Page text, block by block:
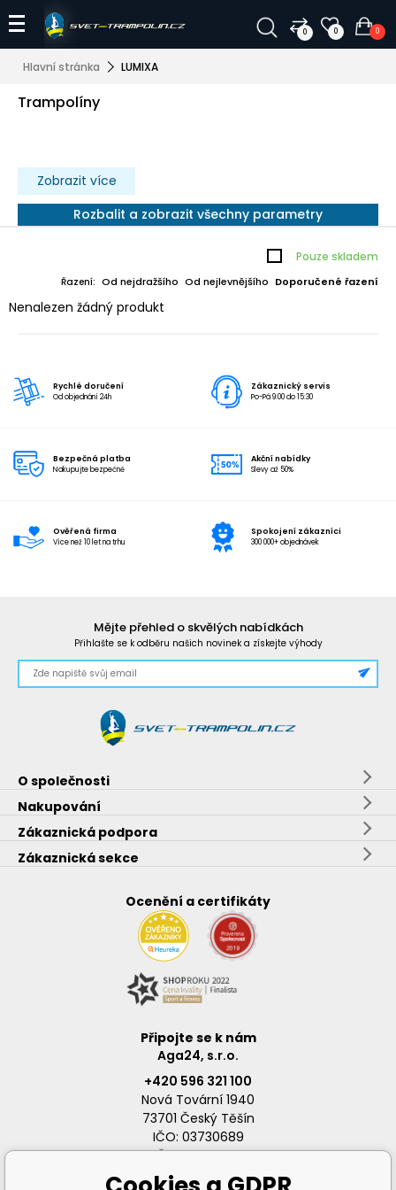
0 0 0
Hlavní stránka LUMIXA
Trampolíny
Zobrazit více
Rozbalit a zobrazit všechny parametry
Pouze skladem
Řazení: Od nejdražšího Od nejlevnějšího Doporučené řazení
Nenalezen žádný produkt
Rychlé doručení
Od objednání 24h
Zákaznický servis
Po-Pá 9:00 do 15:30
Bezpečná platba
Nakupujte bezpečně
Akční nabídky
Slevy až 50%
Ověřená firma
Více než 10 let na trhu
Spokojení zákazníci
300 000+ objednávek
Mějte přehled o skvělých nabídkách
Přihlašte se k odběru našich novinek a získejte výhody
O společnosti
Nakupování
Zákaznická podpora
Zákaznická sekce
Ocenění a certifikáty
Připojte se k nám
Aga24, s.r.o.
+420 596 321 100
Nová Tovární 1940
73701 Český Těšín
IČO: 03730689
DIČ: CZ03730689